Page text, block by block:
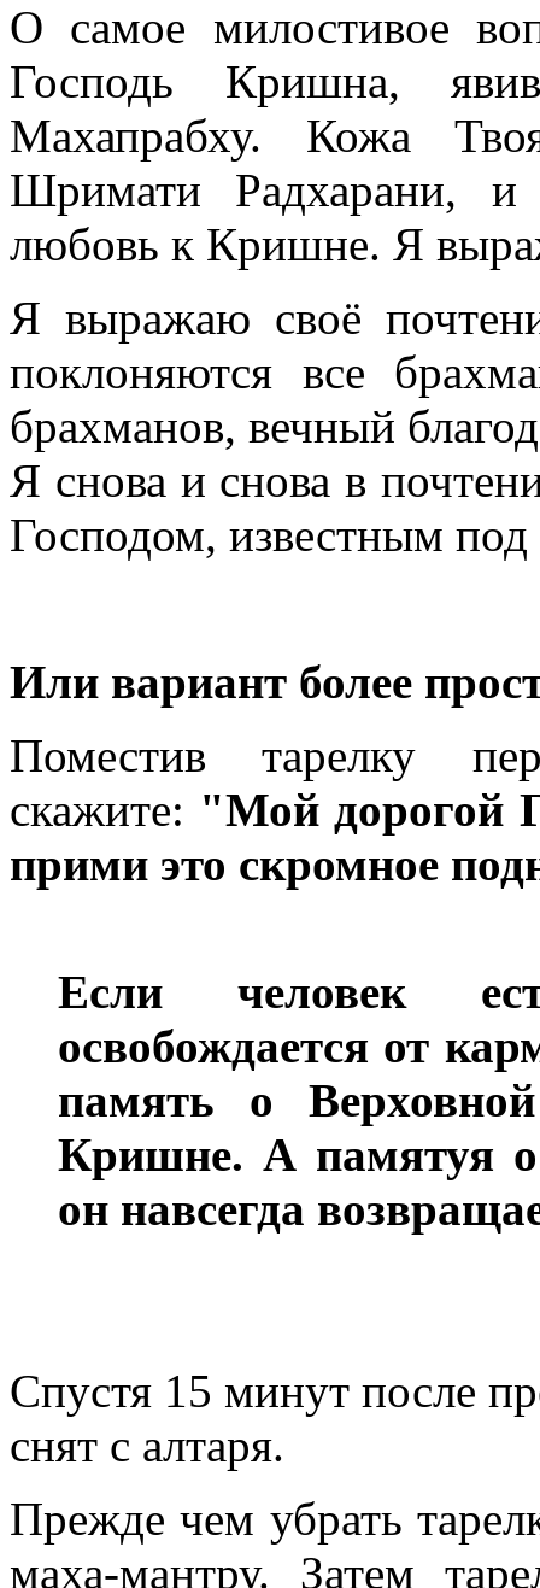
О самое милостивое
Господь Кришна,
Махапрабху. Кожа
Шримати Радхарани,
любовь к Кришне. Я
Я выражаю своё
поклоняются все
брахманов, вечный
Я снова и снова в
Господом, известным
Или вариант более
Поместив тарелку
скажите: "Мой дорогой
прими это скромное
Если человек
освобождается от
память о
Кришне. А памятуя о
он навсегда
Спустя 15 минут после
снят с алтаря.
Прежде чем убрать
маха-мантру. Затем